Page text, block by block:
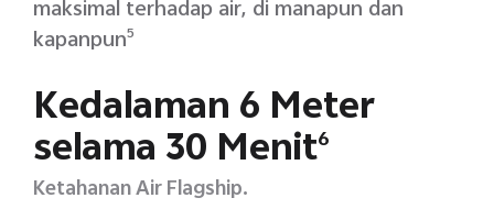
maksimal terhadap air, di manapun dan
kapanpun5
Kedalaman 6 Meter
selama 30 Menit6
Ketahanan Air Flagship.